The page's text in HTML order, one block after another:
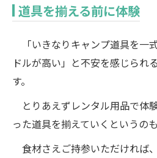
道具を揃える前に体験
「いきなりキャンプ道具を一
ドルが高い」と不安を感じられ
す。
とりあえずレンタル用品で体
った道具を揃えていくというの
食材さえご持参いただければ